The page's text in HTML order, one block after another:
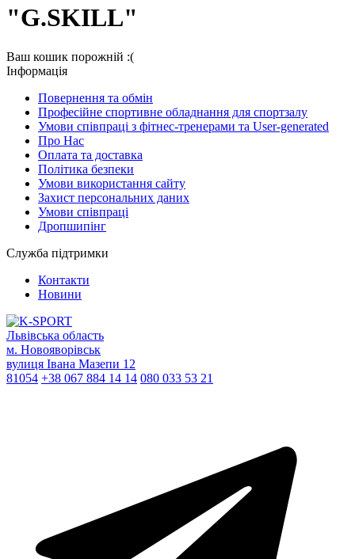
"G.SKILL"
Ваш кошик порожній :(
Iнформація
Повернення та обмін
Професійне спортивне обладнання для спортзалу
Умови співпраці з фітнес-тренерами та User-generated
Про Нас
Оплата та доставка
Політика безпеки
Умови використання сайту
Захист персональних даних
Умови співпраці
Дропшипінг
Служба підтримки
Контакти
Новини
Львівська область
м. Новояворівськ
вулиця Івана Мазепи 12
81054 +38 067 884 14 14 080 033 53 21